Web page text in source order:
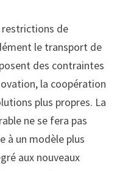
de
le transport de
des contraintes
la coopération
plus propres. La
ne se fera pas
à un modèle plus
aux nouveaux